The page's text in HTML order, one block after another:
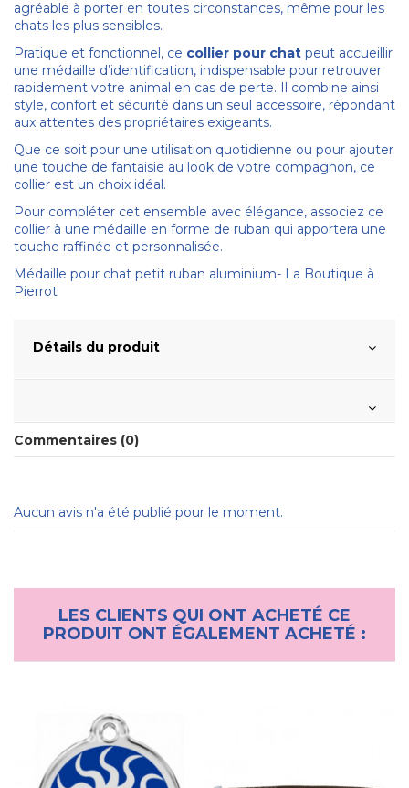
agréable à porter en toutes circonstances, même pour les
chats les plus sensibles.
Pratique et fonctionnel, ce collier pour chat peut accueillir
une médaille d’identification, indispensable pour retrouver
rapidement votre animal en cas de perte. Il combine ainsi
style, confort et sécurité dans un seul accessoire, répondant
aux attentes des propriétaires exigeants.
Que ce soit pour une utilisation quotidienne ou pour ajouter
une touche de fantaisie au look de votre compagnon, ce
collier est un choix idéal.
Pour compléter cet ensemble avec élégance, associez ce
collier à une médaille en forme de ruban qui apportera une
touche raffinée et personnalisée.
Médaille pour chat petit ruban aluminium- La Boutique à
Pierrot
Détails du produit
Commentaires (0)
Aucun avis n'a été publié pour le moment.
LES CLIENTS QUI ONT ACHETÉ CE
PRODUIT ONT ÉGALEMENT ACHETÉ :